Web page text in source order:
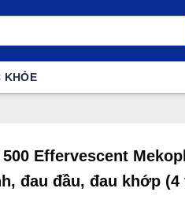
KHỎE
Effervescent
đau đầu, đau khớp (4